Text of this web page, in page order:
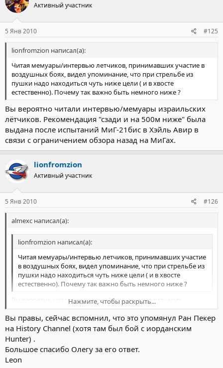
Активный участник
5 Янв 2010 #125
lionfromzion написал(а):
Читая мемуары/интервью летчиков, принимавших участие в
воздушных боях, видел упоминание, что при стрельбе из
пушки надо находиться чуть ниже цели ( и в хвосте
естественно). Почему так важно быть немного ниже ?
Вы вероятно читали интервью/мемуары израильских
лётчиков. Рекомендация "сзади и на 500м ниже" была
выдана после испытаний МиГ-21бис в Хэйль Авир в
связи с ограничением обзора назад на МиГах.
lionfromzion
Активный участник
5 Янв 2010 #126
almexc написал(а):
lionfromzion написал(а):
Читая мемуары/интервью летчиков, принимавших участие
в воздушных боях, видел упоминание, что при стрельбе из
пушки надо находиться чуть ниже цели ( и в хвосте
естественно). Почему так важно быть немного ниже ?
Нажмите, чтобы раскрыть...
Вы вероятно читали интервью/мемуары израильских
лётчиков. Рекомендация "сзади и на 500м ниже" была выдана
после испытаний МиГ-21бис в Хэйль Авир в связи с
ограничением обзора назад на МиГах.
Нажмите, чтобы раскрыть...
Вы правы, сейчас вспомнил, что это упомянул Ран Пекер
на History Channel (хотя там был бой с иорданским
Hunter) .
Большое спасибо Олегу за его ответ.
Leon